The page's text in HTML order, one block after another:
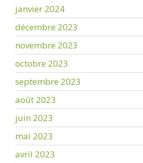
janvier 2024
décembre 2023
novembre 2023
octobre 2023
septembre 2023
août 2023
juin 2023
mai 2023
avril 2023